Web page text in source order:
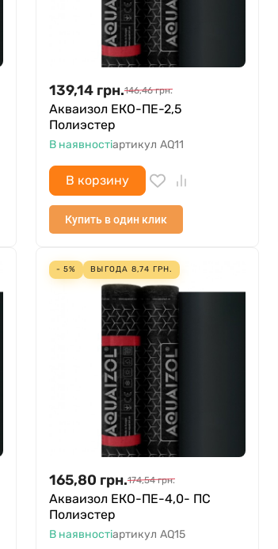
139,14 грн.146,46 грн.
Акваизол ЕКО-ПЕ-2,5
Полиэстер
В наявностіартикул AQ11
В корзину
Купить в один клик
- 5% ВЫГОДА 8,74 ГРН.
165,80 грн.174,54 грн.
Акваизол ЕКО-ПЕ-4,0- ПС
Полиэстер
В наявностіартикул AQ15